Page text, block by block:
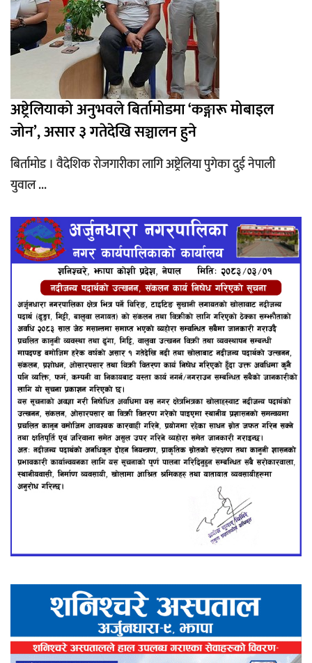
अष्ट्रेलियाको अनुभवले बिर्तामोडमा ‘कङ्गारू मोबाइल
जोन’, असार ३ गतेदेखि सञ्चालन हुने
बिर्तामोड । वैदेशिक रोजगारीका लागि अष्ट्रेलिया पुगेका दुई नेपाली
युवाल ...